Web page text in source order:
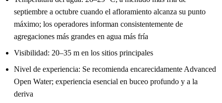
septiembre a octubre cuando el afloramiento alcanza su punto
máximo; los operadores informan consistentemente de
agregaciones más grandes en agua más fría
Visibilidad: 20–35 m en los sitios principales
Nivel de experiencia: Se recomienda encarecidamente Advanced
Open Water; experiencia esencial en buceo profundo y a la
deriva